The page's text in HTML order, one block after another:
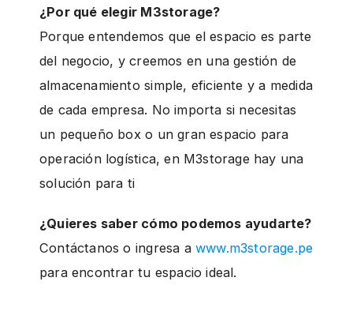
¿Por qué elegir M3storage?
Porque entendemos que el espacio es parte
del negocio, y creemos en una gestión de
almacenamiento simple, eficiente y a medida
de cada empresa. No importa si necesitas
un pequeño box o un gran espacio para
operación logística, en M3storage hay una
solución para ti
¿Quieres saber cómo podemos ayudarte?
Contáctanos o ingresa a www.m3storage.pe
para encontrar tu espacio ideal.